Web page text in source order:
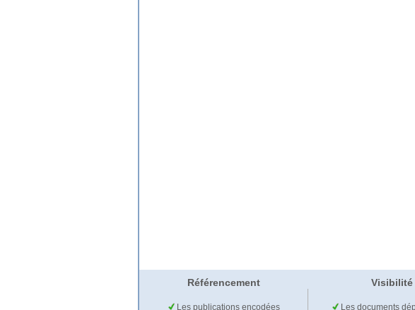
Référencement Visibilité
Les publications encodées Les documents